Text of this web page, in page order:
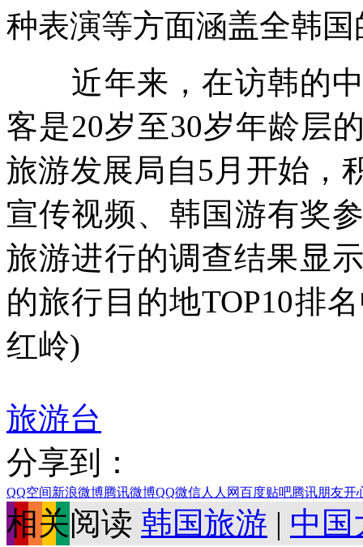
种表演等方面涵盖全韩
近年来，在访韩的中
客是20岁至30岁年龄层
旅游发展局自5月开始，
宣传视频、韩国游有奖
旅游进行的调查结果显
的旅行目的地TOP10排
红岭)
旅游台
分享到：
QQ空间新浪微博腾讯微博QQ微信人人网百度贴吧腾讯朋友开
相关阅读 韩国旅游 | 中国